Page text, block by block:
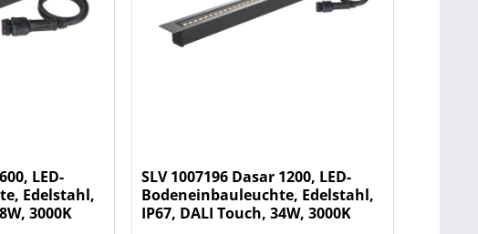
LED-
Edelstahl,
3000K
SLV 1007196 Dasar 1200, LED-
Bodeneinbauleuchte, Edelstahl,
IP67, DALI Touch, 34W, 3000K